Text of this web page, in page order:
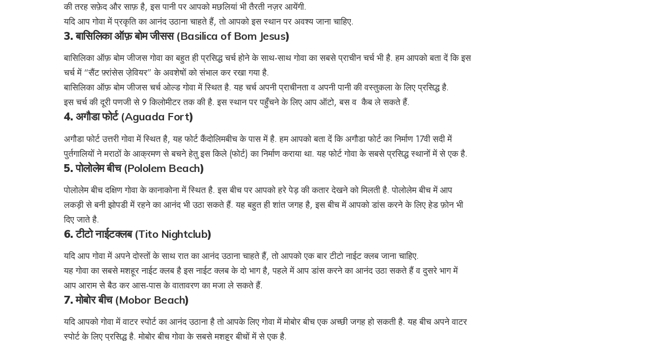
की तरह सफ़ेद और साफ़ है, इस पानी पर आपको मछलियां भी तैरती नज़र आयेंगी.
यदि आप गोवा में प्रकृति का आनंद उठाना चाहते हैं, तो आपको इस स्थान पर अवश्य जाना चाहिए.
3.बासिलिका ऑफ़ बोम जीसस (Basilica of Bom Jesus)
बासिलिका ऑफ़ बोम जीजस गोवा का बहुत ही प्रसिद्ध चर्च होने के साथ-साथ गोवा का सबसे प्राचीन चर्च भी है. हम आपको बता दें कि इस
चर्च में “सैंट फ़्रांसेस जे़वियर” के अवशेषों को संभाल कर रखा गया है.
बासिलिका ऑफ़ बोम जीजस चर्च ओल्ड गोवा में स्थित है. यह चर्च अपनी प्राचीनता व अपनी पानी की वस्तुकला के लिए प्रसिद्ध है.
इस चर्च की दूरी पणजी से 9 किलोमीटर तक की है. इस स्थान पर पहुँचने के लिए आप ऑटो, बस व कैब ले सकते हैं.
4. अगौडा फोर्ट (Aguada Fort)
अगौडा फोर्ट उत्तरी गोवा में स्थित है, यह फोर्ट कैंदोलिमबीच के पास में है. हम आपको बता दें कि अगौडा फोर्ट का निर्माण 17वी सदी में
पुर्तगालियों ने मराठों के आक्रमण से बचने हेतु इस किले (फोर्ट) का निर्माण कराया था. यह फोर्ट गोवा के सबसे प्रसिद्ध स्थानों में से एक है.
5.पोलोलेम बीच (Pololem Beach)
पोलोलेम बीच दक्षिण गोवा के कानाकोना में स्थित है. इस बीच पर आपको हरे पेड़ की कतार देखने को मिलती है. पोलोलेम बीच में आप
लकड़ी से बनी झोपडी में रहने का आनंद भी उठा सकते हैं. यह बहुत ही शांत जगह है, इस बीच में आपको डांस करने के लिए हेड फ़ोन भी
दिए जाते है.
6.टीटो नाईटक्लब (Tito Nightclub)
यदि आप गोवा में अपने दोस्तों के साथ रात का आनंद उठाना चाहते हैं, तो आपको एक बार टीटो नाईट क्लब जाना चाहिए.
यह गोवा का सबसे मशहूर नाईट क्लब है इस नाईट क्लब के दो भाग है, पहले में आप डांस करने का आनंद उठा सकते हैं व दुसरे भाग में
आप आराम से बैठ कर आस-पास के वातावरण का मजा ले सकते हैं.
7.मोबोर बीच (Mobor Beach)
यदि आपको गोवा में वाटर स्पोर्ट का आनंद उठाना है तो आपके लिए गोवा में मोबोर बीच एक अच्छी जगह हो सकती है. यह बीच अपने वाटर
स्पोर्ट के लिए प्रसिद्ध है. मोबोर बीच गोवा के सबसे मशहूर बीचों में से एक है.